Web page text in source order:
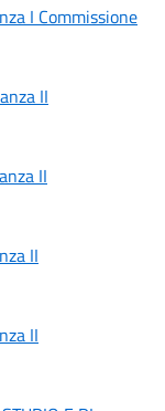
I Commissione
II
II
II
II